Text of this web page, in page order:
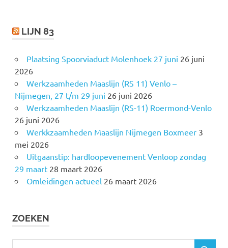
LIJN 83
Plaatsing Spoorviaduct Molenhoek 27 juni 26 juni
2026
Werkzaamheden Maaslijn (RS 11) Venlo –
Nijmegen, 27 t/m 29 juni 26 juni 2026
Werkzaamheden Maaslijn (RS-11) Roermond-Venlo
26 juni 2026
Werkkzaamheden Maaslijn Nijmegen Boxmeer 3
mei 2026
Uitgaanstip: hardloopevenement Venloop zondag
29 maart 28 maart 2026
Omleidingen actueel 26 maart 2026
ZOEKEN